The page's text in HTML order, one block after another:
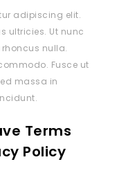
adipiscing elit.
ultricies. Ut nunc
nulla.
Fusce ut
massa in
Terms
Policy